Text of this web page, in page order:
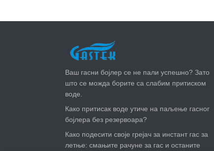
НАЈНОВИЈЕ ВЕСТИ
Ваш гасни бојлер се не пали успешно? Зато
што се можда борите са слабим притиском
воде.
Како притисак воде утиче на паљење гасног
бојлера без резервоара?
Како подесити своје грејач за инстант гас за
летње: смањите рачуне за гас и останите